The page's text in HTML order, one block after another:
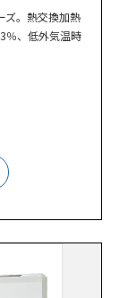
ズ。熱交換加熱
％、低外気温時